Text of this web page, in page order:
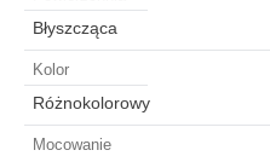
Błyszcząca
Kolor
Różnokolorowy
Mocowanie